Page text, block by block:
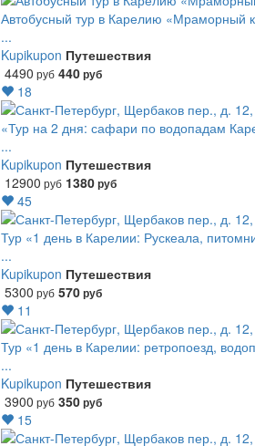
Автобусный тур в Карелию «Мраморный
...
Kupikupon Путешествия
4490 руб 440руб
18
«Тур на 2 дня: сафари по водопадам
...
Kupikupon Путешествия
12900 руб 1380руб
45
Тур «1 день в Карелии: Рускеала,
...
Kupikupon Путешествия
5300 руб 570руб
11
Тур «1 день в Карелии: ретропоезд,
...
Kupikupon Путешествия
3900 руб 350руб
15